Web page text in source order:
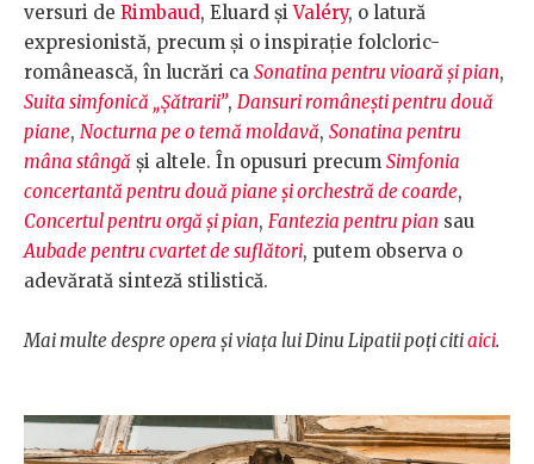
versuri de Rimbaud, Eluard șiValéry, o latură
expresionistă, precum și o inspirație folcloric-
românească, în lucrări ca Sonatina pentru vioară și pian,
Suita simfonică „Șătrarii”, Dansuri românești pentru două
piane, Nocturna pe o temă moldavă, Sonatina pentru
mâna stângă și altele. În opusuri precum Simfonia
concertantă pentru două piane și orchestră de coarde,
Concertul pentru orgă și pian, Fantezia pentru pian sau
Aubade pentru cvartet de suflători, putem observa o
adevărată sinteză stilistică.
Mai multe despre opera și viața lui Dinu Lipatii poți citiaici.